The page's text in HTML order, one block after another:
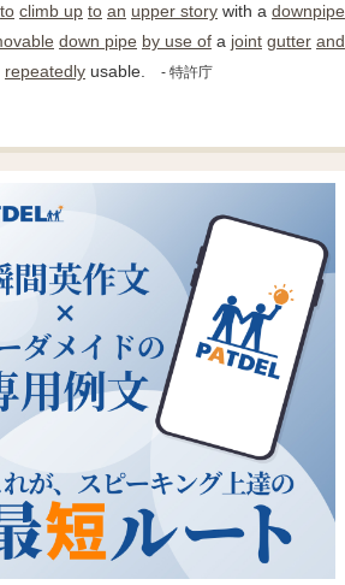
to climb up to an upper story with a downpipe
down pipe by use of a joint gutter and
repeatedly usable. - 特許庁